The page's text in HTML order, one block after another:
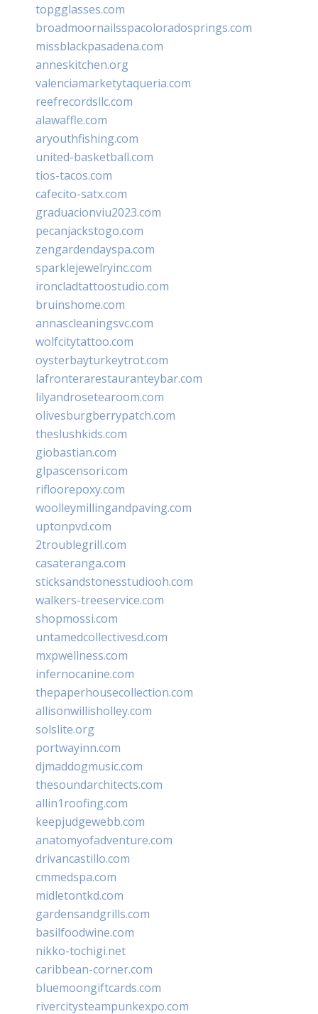
topgglasses.com
broadmoornailsspacoloradosprings.com
missblackpasadena.com
anneskitchen.org
valenciamarketytaqueria.com
reefrecordsllc.com
alawaffle.com
aryouthfishing.com
united-basketball.com
tios-tacos.com
cafecito-satx.com
graduacionviu2023.com
pecanjackstogo.com
zengardendayspa.com
sparklejewelryinc.com
ironcladtattoostudio.com
bruinshome.com
annascleaningsvc.com
wolfcitytattoo.com
oysterbayturkeytrot.com
lafronterarestauranteybar.com
lilyandrosetearoom.com
olivesburgberrypatch.com
theslushkids.com
giobastian.com
glpascensori.com
rifloorepoxy.com
woolleymillingandpaving.com
uptonpvd.com
2troublegrill.com
casateranga.com
sticksandstonesstudiooh.com
walkers-treeservice.com
shopmossi.com
untamedcollectivesd.com
mxpwellness.com
infernocanine.com
thepaperhousecollection.com
allisonwillisholley.com
solslite.org
portwayinn.com
djmaddogmusic.com
thesoundarchitects.com
allin1roofing.com
keepjudgewebb.com
anatomyofadventure.com
drivancastillo.com
cmmedspa.com
midletontkd.com
gardensandgrills.com
basilfoodwine.com
nikko-tochigi.net
caribbean-corner.com
bluemoongiftcards.com
rivercitysteampunkexpo.com